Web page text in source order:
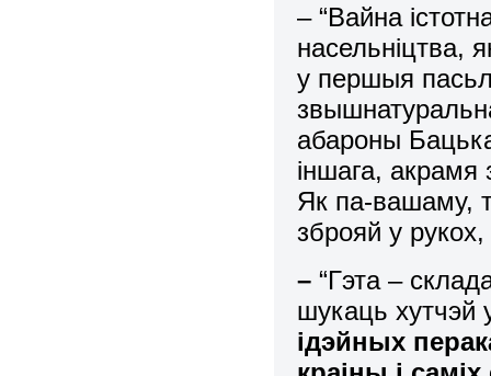
– “Вайна
насельніцтва,
у першыя
абароны
іншага, акрамя
Як па-вашаму,
зброяй у рукох,
–“Гэта –
шукаць хутчэй
ідэйных